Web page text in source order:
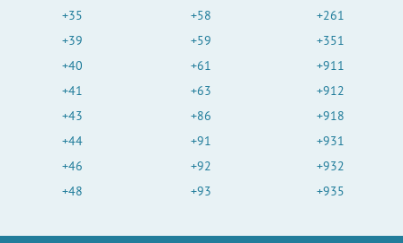
+35
+39
+40
+41
+43
+44
+46
+48
+58
+59
+61
+63
+86
+91
+92
+93
+261
+351
+911
+912
+918
+931
+932
+935